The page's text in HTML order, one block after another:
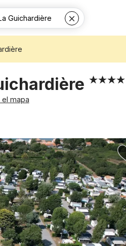
el mapa